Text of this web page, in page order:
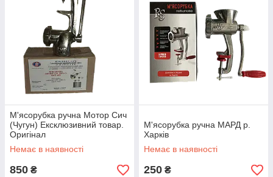
М'ясорубка ручна Мотор Сич
(Чугун) Ексклюзивний товар.
Оригінал
Немає в наявності
850 ₴
М'ясорубка ручна МАРД р.
Харків
Немає в наявності
250 ₴